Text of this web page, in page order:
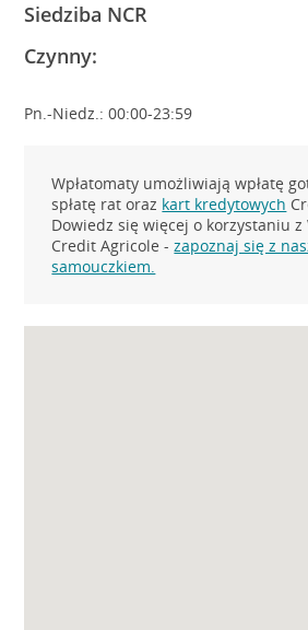
Siedziba NCR
Czynny:
Pn.-Niedz.: 00:00-23:59
Wpłatomaty umożliwiają wpłatę
spłatę rat oraz kart kredytowych
Dowiedz się więcej o korzystaniu z
Credit Agricole -zapoznaj się z
samouczkiem.